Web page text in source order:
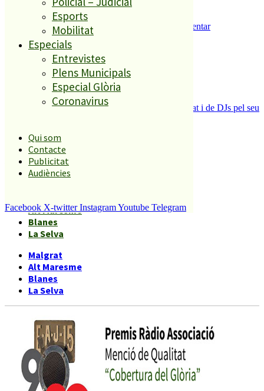
Esports
Mobilitat
Especials
Entrevistes
Plens Municipals
Especial Glòria
Coronavirus
Qui som
Contacte
Publicitat
Audiències
Facebook X-twitter InstagramYoutube Telegram
Malgrat de Mar inicia els tràmits per implementar
l’aparcament regulat al municipi
5
La Festa dels 80 de Palafolls canvia de format i de DJs pel seu
Àmbits geogràfics
Alt Maresme
Blanes
La Selva
Malgrat
Alt Maresme
Blanes
La Selva